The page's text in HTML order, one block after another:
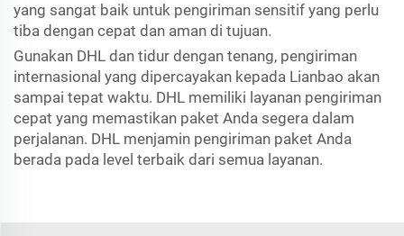
yang sangat baik untuk pengiriman sensitif yang perlu
tiba dengan cepat dan aman di tujuan.
Gunakan DHL dan tidur dengan tenang, pengiriman
internasional yang dipercayakan kepada Lianbao akan
sampai tepat waktu. DHL memiliki layanan pengiriman
cepat yang memastikan paket Anda segera dalam
perjalanan. DHL menjamin pengiriman paket Anda
berada pada level terbaik dari semua layanan.